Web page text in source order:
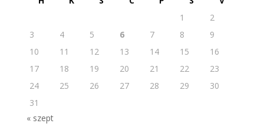
1
2
3
4 5 6 7 8
9
10
11 12 13 14 15
16
17
18 19 20 21 22
23
24
25 26 27 28 29
30
31
« szept